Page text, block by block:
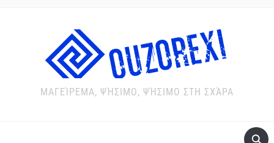
ΜΑΓΕΊΡΕΜΑ, ΨΉΣΙΜΟ, ΨΉΣΙΜΟ ΣΤΗ ΣΧΆΡΑ